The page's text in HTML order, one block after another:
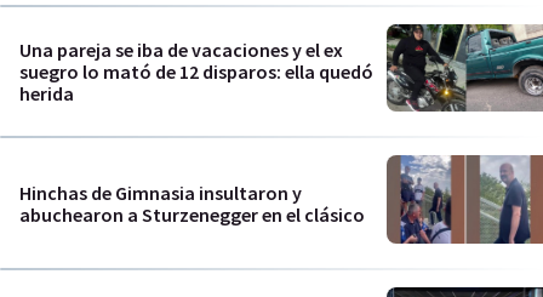
Una pareja se iba de vacaciones y el ex
suegro lo mató de 12 disparos: ella quedó
herida
Hinchas de Gimnasia insultaron y
abuchearon a Sturzenegger en el clásico